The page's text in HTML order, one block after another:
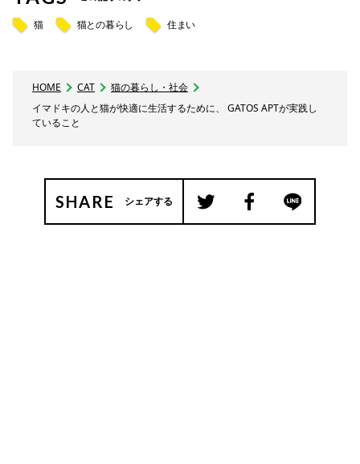
猫 猫との暮らし 住まい
HOME CAT
猫の暮らし・社会
イマドキの人と猫が快適に生活するために、 GATOS APTが実践し
ていること
SHARE シェアする